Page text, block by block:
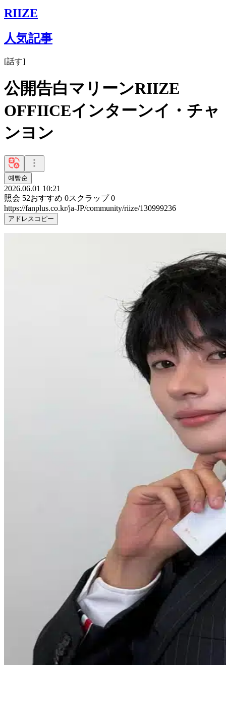
RIIZE
人気記事
[話す]
公開告白マリーンRIIZE
OFFIICEインターンイ・チャ
ンヨン
예빵순
2026.06.01 10:21
照会 52おすすめ 0スクラップ 0
https://fanplus.co.kr/ja-JP/community/riize/130999236
アドレスコピー